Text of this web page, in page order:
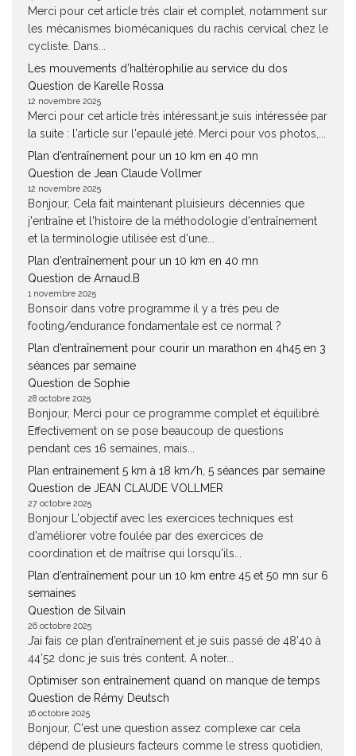
Merci pour cet article très clair et complet, notamment sur
les mécanismes biomécaniques du rachis cervical chez le
cycliste. Dans...
Les mouvements d’haltérophilie au service du dos
Question de Karelle Rossa
12 novembre 2025
Merci pour cet article très intéressant.je suis intéressée par
la suite : l'article sur l'epaulé jeté. Merci pour vos photos,...
Plan d’entraînement pour un 10 km en 40 mn
Question de Jean Claude Vollmer
12 novembre 2025
Bonjour, Cela fait maintenant pluisieurs décennies que
j'entraîne et l'histoire de la méthodologie d'entraînement
et la terminologie utilisée est d'une...
Plan d’entraînement pour un 10 km en 40 mn
Question de Arnaud.B
1 novembre 2025
Bonsoir dans votre programme il y a très peu de
footing/endurance fondamentale est ce normal ?
Plan d’entraînement pour courir un marathon en 4h45 en 3
séances par semaine
Question de Sophie
28 octobre 2025
Bonjour, Merci pour ce programme complet et équilibré.
Effectivement on se pose beaucoup de questions
pendant ces 16 semaines, mais...
Plan entrainement 5 km à 18 km/h, 5 séances par semaine
Question de JEAN CLAUDE VOLLMER
27 octobre 2025
Bonjour L'objectif avec les exercices techniques est
d'améliorer votre foulée par des exercices de
coordination et de maîtrise qui lorsqu'ils...
Plan d’entraînement pour un 10 km entre 45 et 50 mn sur 6
semaines
Question de Silvain
26 octobre 2025
J’ai fais ce plan d’entraînement et je suis passé de 48’40 à
44’52 donc je suis très content. A noter...
Optimiser son entraînement quand on manque de temps
Question de Rémy Deutsch
16 octobre 2025
Bonjour, C'est une question assez complexe car cela
dépend de plusieurs facteurs comme le stress quotidien,